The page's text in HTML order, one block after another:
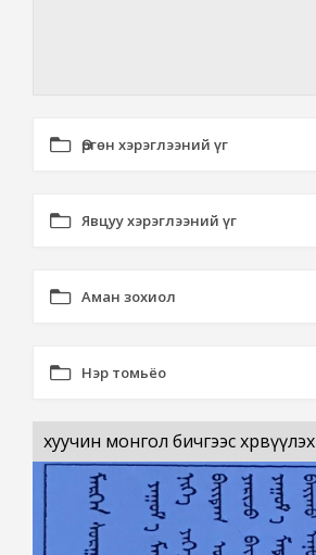
Өргөн хэрэглээний үг
Явцуу хэрэглээний үг
Аман зохиол
Нэр томьёо
хуучин монгол бичгээс хөрвүүлэх